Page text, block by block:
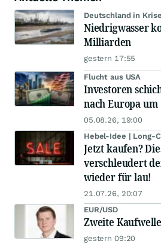
Deutschland in
Niedrigwasser
Milliarden
gestern 17:55
Flucht aus USA
Investoren
nach Europa um
05.08.26, 19:00
Hebel-Idee | Long-
Jetzt kaufen?
verschleudert
wieder für lau!
21.07.26, 20:07
EUR/USD
Zweite
gestern 09:20